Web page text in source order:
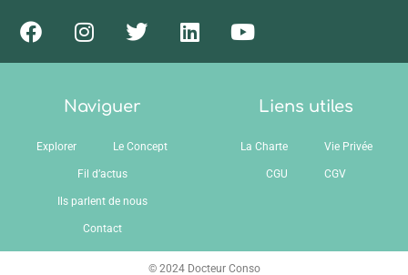
Naviguer
Explorer Le Concept
Fil d’actus
Ils parlent de nous
Contact
Liens utiles
La Charte Vie Privée
CGU CGV
© 2024 Docteur Conso